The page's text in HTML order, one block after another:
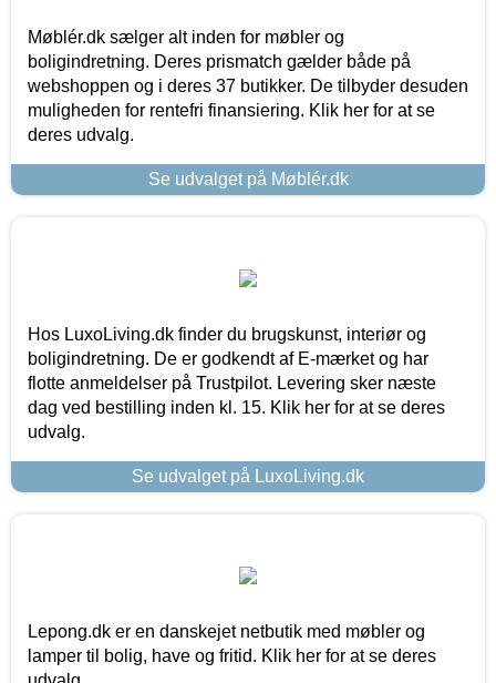
Møblér.dk sælger alt inden for møbler og
boligindretning. Deres prismatch gælder både på
webshoppen og i deres 37 butikker. De tilbyder desuden
muligheden for rentefri finansiering. Klik her for at se
deres udvalg.
Se udvalget på Møblér.dk
Hos LuxoLiving.dk finder du brugskunst, interiør og
boligindretning. De er godkendt af E-mærket og har
flotte anmeldelser på Trustpilot. Levering sker næste
dag ved bestilling inden kl. 15. Klik her for at se deres
udvalg.
Se udvalget på LuxoLiving.dk
Lepong.dk er en danskejet netbutik med møbler og
lamper til bolig, have og fritid. Klik her for at se deres